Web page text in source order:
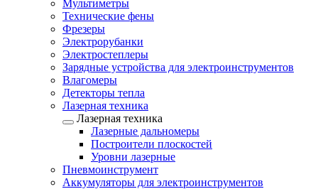
Мультиметры
Технические фены
Фрезеры
Электрорубанки
Электростеплеры
Зарядные устройства для электроинструментов
Влагомеры
Детекторы тепла
Лазерная техника
Лазерная техника
Лазерные дальномеры
Построители плоскостей
Уровни лазерные
Пневмоинструмент
Аккумуляторы для электроинструментов